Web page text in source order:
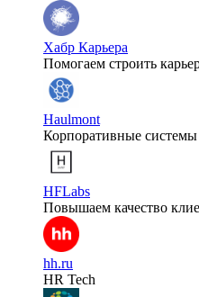
Хабр Карьера
Помогаем строить
Haulmont
Корпоративные
HFLabs
Повышаем качество
hh.ru
HR Tech